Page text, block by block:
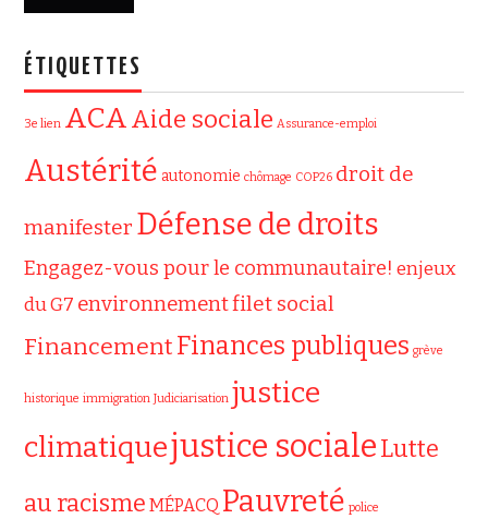
ÉTIQUETTES
3e lien ACAAide sociale Assurance-emploi
Austérité autonomie chômage COP26 droit de
manifester Défense de droits
Engagez-vous pour le communautaire! enjeux
du G7 environnementfilet social
FinancementFinances publiques grève
historique immigration Judiciarisation justice
climatiquejustice socialeLutte
au racisme MÉPACQ Pauvreté police